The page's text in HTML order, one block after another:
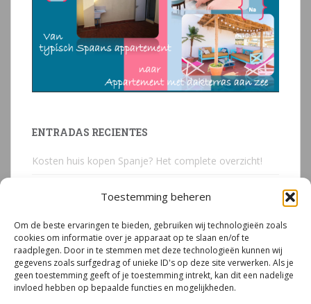
Toestemming beheren
Om de beste ervaringen te bieden, gebruiken wij technologieën zoals
cookies om informatie over je apparaat op te slaan en/of te
raadplegen. Door in te stemmen met deze technologieën kunnen wij
gegevens zoals surfgedrag of unieke ID's op deze site verwerken. Als je
geen toestemming geeft of je toestemming intrekt, kan dit een nadelige
invloed hebben op bepaalde functies en mogelijkheden.
ENTRADAS RECIENTES
Kosten huis kopen Spanje? Het complete overzicht!
juridische valkuilen
Due Diligence Spaans vastgoed
Emigreren naar Spanje Expert Call | Illegaal bouwen
door Mirjam van Riet (jan 2026)
Illegale bouw Spanje